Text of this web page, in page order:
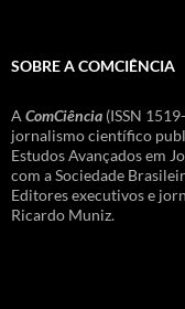
SOBRE A COMCIÊNCIA
A ComCiência (ISSN
jornalismo científico
Estudos Avançados em
com a Sociedade
Editores executivos e
Ricardo Muniz.